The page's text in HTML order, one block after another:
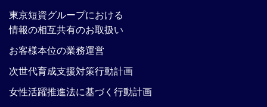
東京短資グループにおける
情報の相互共有のお取扱い
お客様本位の業務運営
次世代育成支援対策行動計画
女性活躍推進法に基づく行動計画